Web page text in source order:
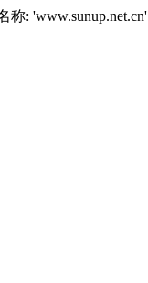
称: 'www.sunup.net.cn'